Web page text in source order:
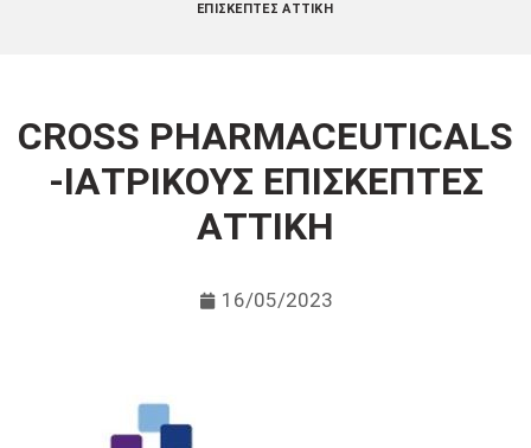
ΕΠΙΣΚΕΠΤΕΣ ΑΤΤΙΚΗ
CROSS PHARMACEUTICALS
-ΙΑΤΡΙΚΟΥΣ ΕΠΙΣΚΕΠΤΕΣ
ΑΤΤΙΚΗ
16/05/2023